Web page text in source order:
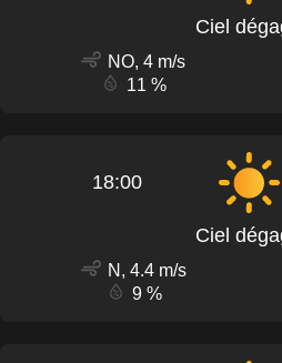
Ciel
NO, 4 m/s
11 %
18:00
Ciel
N, 4.4 m/s
9 %